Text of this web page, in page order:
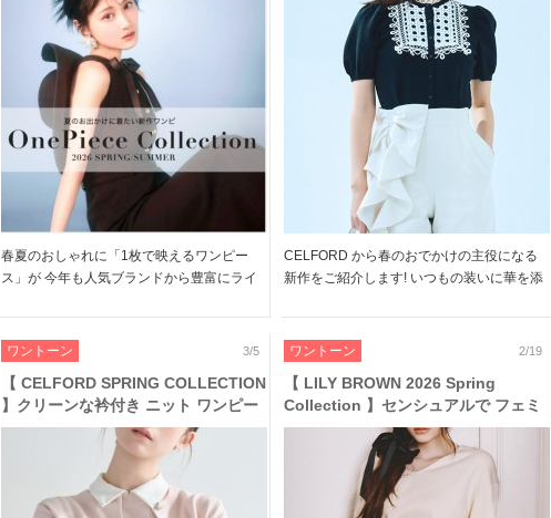
ファブリック 豊かな 映えるワンピー
スをご紹介
春夏のおしゃれに「1枚で映えるワンピー
ス」が 今年も人気ブランドから豊富にライ
ージョンにも活躍する サマーツイードやデ
ニム、サテンなど素材豊かなワンピース オ
フショルやアメスリに […]
性らしさを引き立てる春新作
CELFORD から春のおでかけの主役になる
新作をご紹介します! いつもの装いに華を添
新しい季節のスタイリングをアップデートし
てくれます さらに人気のリボンを模したフ
リルが華やかな […]
ワントーン 3/5
【 CELFORD SPRING COLLECTION
】クリーンな衿付き ニット ワンピー
ス や 凛とした存在感を放つ トリム カ
ーディガン など、藤井サチさんが着
る 洗練されたカジュアル
ワントーン 2/19
【 LILY BROWN 2026 Spring
Collection 】センシュアルで フェミ
ニン な佇まいの サテン ワンピ セット
や定番人気の ドッキング ワンピ& カ
ーディガン もアップデートして入荷♪